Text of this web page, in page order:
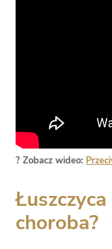
? Zobacz wideo:
choroba?